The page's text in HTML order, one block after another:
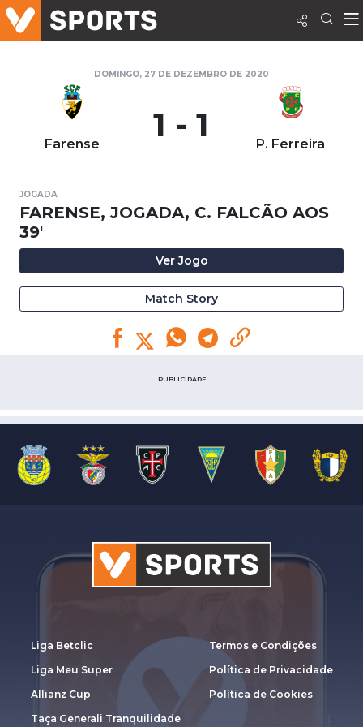
DOMINGO, 27 DE DEZEMBRO DE 2020
Farense 1 - 1 P. Ferreira
JOGADA
FARENSE, JOGADA, C. FALCÃO AOS
39'
Ver Jogo
Match Story
PUBLICIDADE
Liga Betclic
Liga Meu Super
Allianz Cup
Taça Generali Tranquilidade
Termos e Condições
Política de Privacidade
Política de Cookies